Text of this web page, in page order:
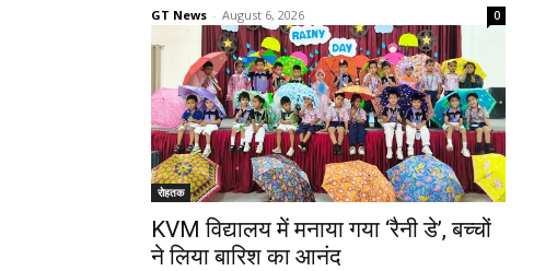
GT News - August 6, 2026 0
रोहतक
KVM विद्यालय में मनाया गया ‘रैनी डे’, बच्चों
ने लिया बारिश का आनंद